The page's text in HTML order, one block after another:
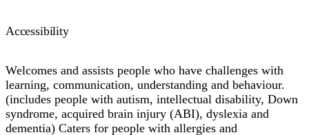
Accessibility
Welcomes and assists people who have challenges with
learning, communication, understanding and behaviour.
(includes people with autism, intellectual disability, Down
syndrome, acquired brain injury (ABI), dyslexia and
dementia) Caters for people with allergies and